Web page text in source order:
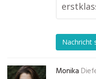
Nachricht
Monika